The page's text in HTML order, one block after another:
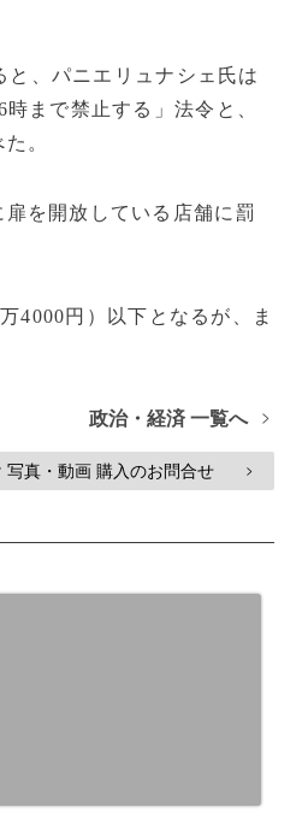
と、パニエリュナシェ氏は
まで禁止する」法令と、
。
を開放している店舗に罰
4000円）以下となるが、ま
政治・経済 一覧へ >
写真・動画 購入のお問合せ >